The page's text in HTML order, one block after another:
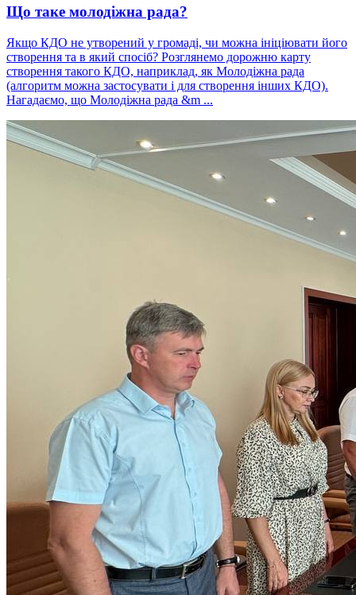
Що таке молодіжна рада?
Якщо КДО не утворений у громаді, чи можна ініціювати його
створення та в який спосіб? Розглянемо дорожню карту
створення такого КДО, наприклад, як Молодіжна рада
(алгоритм можна застосувати і для створення інших КДО).
Нагадаємо, що Молодіжна рада &m ...